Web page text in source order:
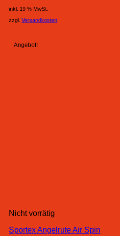
inkl. 19 % MwSt.
zzgl. Versandkosten
Angebot!
Nicht vorrätig
Sportex Angelrute Air Spin